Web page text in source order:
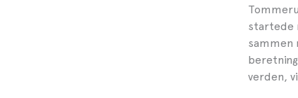
startede
sammen
verden,